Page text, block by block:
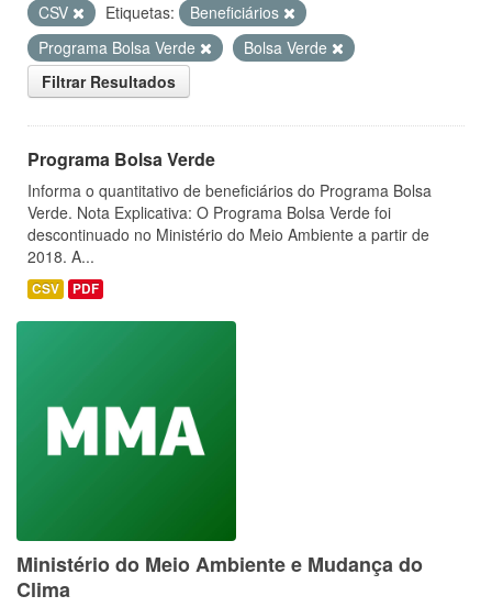
CSV
Etiquetas:
Beneficiários
Programa Bolsa Verde
Bolsa Verde
Filtrar Resultados
Programa Bolsa Verde
Informa o quantitativo de beneficiários do Programa Bolsa
Verde. Nota Explicativa: O Programa Bolsa Verde foi
descontinuado no Ministério do Meio Ambiente a partir de
2018. A...
CSV PDF
Ministério do Meio Ambiente e Mudança do
Clima